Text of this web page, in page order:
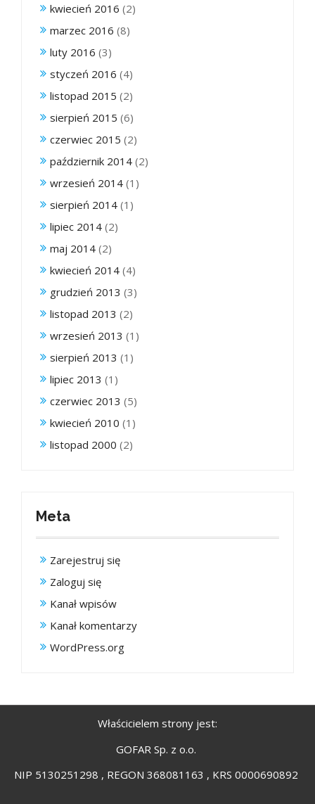
kwiecień 2016 (2)
marzec 2016 (8)
luty 2016 (3)
styczeń 2016 (4)
listopad 2015 (2)
sierpień 2015 (6)
czerwiec 2015 (2)
październik 2014 (2)
wrzesień 2014 (1)
sierpień 2014 (1)
lipiec 2014 (2)
maj 2014 (2)
kwiecień 2014 (4)
grudzień 2013 (3)
listopad 2013 (2)
wrzesień 2013 (1)
sierpień 2013 (1)
lipiec 2013 (1)
czerwiec 2013 (5)
kwiecień 2010 (1)
listopad 2000 (2)
Meta
Zarejestruj się
Zaloguj się
Kanał wpisów
Kanał komentarzy
WordPress.org
Właścicielem strony jest:
GOFAR Sp. z o.o.
NIP 5130251298 , REGON 368081163 , KRS 0000690892